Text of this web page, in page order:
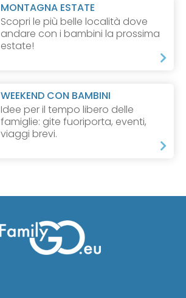
MONTAGNA ESTATE
Scopri le più belle località dove
andare con i bambini la prossima
estate!
WEEKEND CON BAMBINI
Idee per il tempo libero delle
famiglie: gite fuoriporta, eventi,
viaggi brevi.